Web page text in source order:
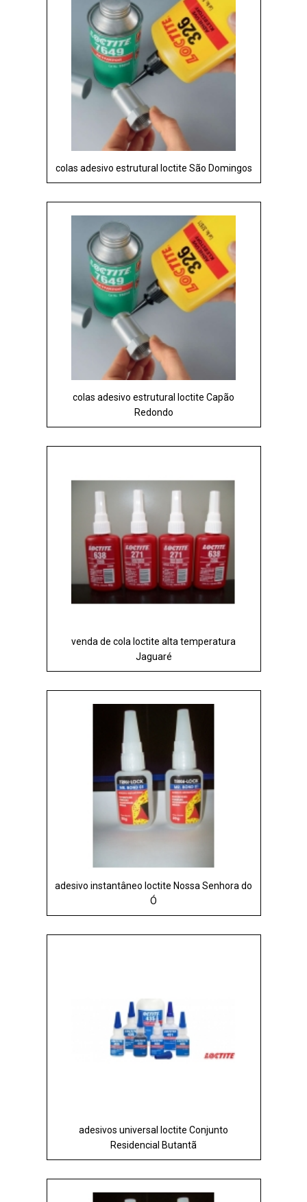
colas adesivo estrutural loctite São Domingos
colas adesivo estrutural loctite Capão
Redondo
venda de cola loctite alta temperatura
Jaguaré
adesivo instantâneo loctite Nossa Senhora do
Ó
adesivos universal loctite Conjunto
Residencial Butantã